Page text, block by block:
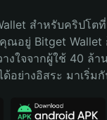
สำหรับคริปโต
ณอยู่ Bitget
งใจจากผู้ใช้ 40 ล้
อย่างอิสระ มาเริ่มกั